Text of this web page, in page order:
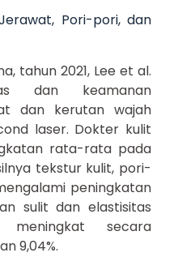
Pori-pori, dan
tahun 2021, Lee et al.
dan keamanan
dan kerutan wajah
laser. Dokter kulit
rata-rata pada
tekstur kulit, pori-
peningkatan
sulit dan elastisitas
meningkat secara
9,04%.